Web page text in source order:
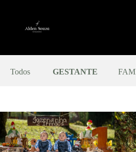
Todos GESTANTE